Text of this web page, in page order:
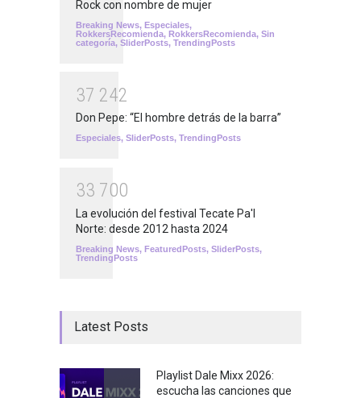
Rock con nombre de mujer
Breaking News, Especiales,
RokkersRecomienda, RokkersRecomienda, Sin
categoría, SliderPosts, TrendingPosts
37 242
Don Pepe: “El hombre detrás de la barra”
Especiales, SliderPosts, TrendingPosts
33 700
La evolución del festival Tecate Pa'l
Norte: desde 2012 hasta 2024
Breaking News, FeaturedPosts, SliderPosts,
TrendingPosts
Latest Posts
Playlist Dale Mixx 2026:
escucha las canciones que